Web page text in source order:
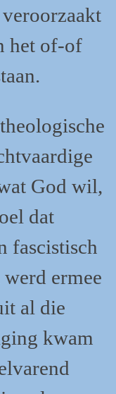
het of-of
God wil,
dat
fascistisch
ermee
al die
kwam